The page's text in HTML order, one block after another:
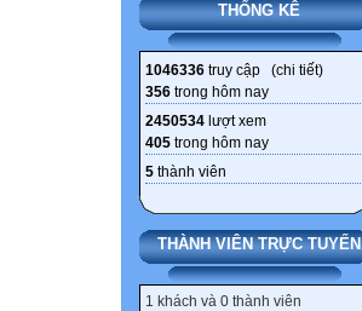
THỐNG KÊ
1046336 truy cập (chi tiết)
356 trong hôm nay
2450534 lượt xem
405 trong hôm nay
5 thành viên
THÀNH VIÊN TRỰC TUYẾN
1 khách và 0 thành viên